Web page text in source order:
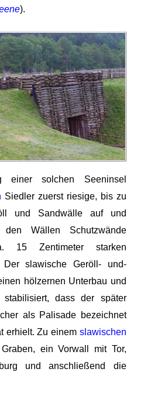
).
einer solchen Seeninsel
Siedler zuerst riesige, bis zu
und Sandwälle auf und
Wällen Schutzwände
Zentimeter starken
Der slawische Geröll- und-
hölzernen Unterbau und
dass der später
als Palisade bezeichnet
erhielt. Zu einem slawischen
ein Vorwall mit Tor,
und anschließend die